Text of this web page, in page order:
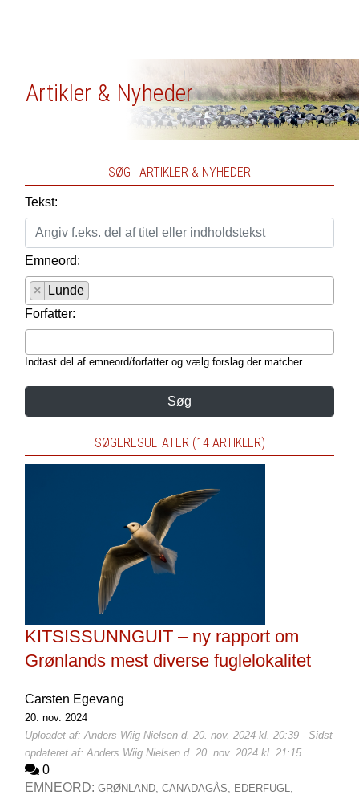
Artikler & Nyheder
SØG I ARTIKLER & NYHEDER
Tekst:
Emneord:
×
Lunde
Forfatter:
Indtast del af emneord/forfatter og vælg forslag der matcher.
Søg
SØGERESULTATER (14 ARTIKLER)
KITSISSUNNGUIT – ny rapport om
Grønlands mest diverse fuglelokalitet
Carsten Egevang
20. nov. 2024
Uploadet af: Anders Wiig Nielsen d. 20. nov. 2024 kl. 20:39 - Sidst
opdateret af: Anders Wiig Nielsen d. 20. nov. 2024 kl. 21:15
0
EMNEORD: GRØNLAND, CANADAGÅS, EDERFUGL,